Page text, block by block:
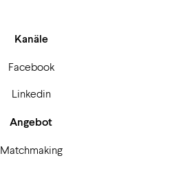
Kanäle
Facebook
Linkedin
Angebot
Matchmaking